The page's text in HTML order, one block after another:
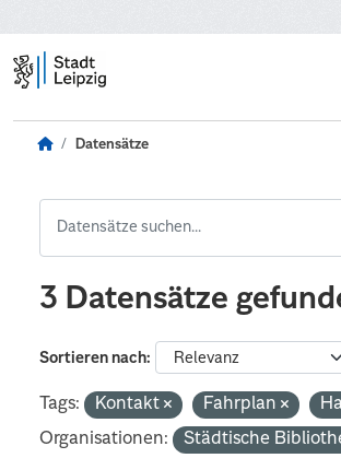
Datensätze
3 Datensätze
Sortieren nach
Tags: Kontakt Fahrplan
Organisationen:
Städtische